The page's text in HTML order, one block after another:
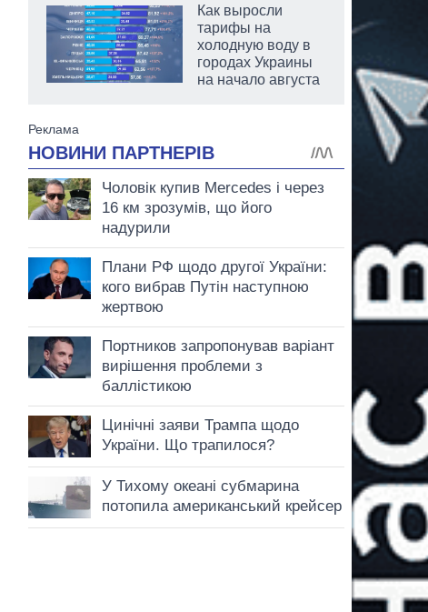
Как выросли
тарифы на
холодную воду в
городах Украины
на начало августа